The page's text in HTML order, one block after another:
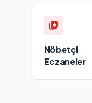
Nöbetçi
Eczaneler